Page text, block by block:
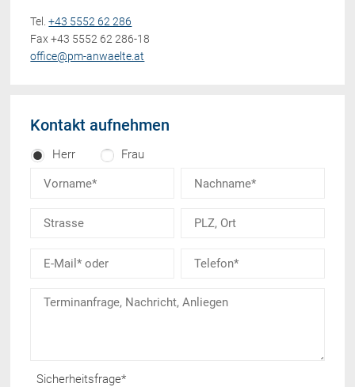
Tel.+43 5552 62 286
Fax +43 5552 62 286-18
office@pm-anwaelte.at
Kontakt aufnehmen
Herr Frau
Sicherheitsfrage*